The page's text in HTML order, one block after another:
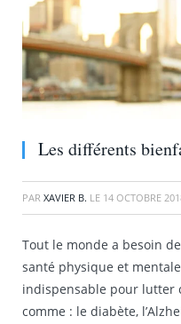
Les différents
PAR XAVIER B. LE 14 OCTOBRE
Tout le monde a besoin
santé physique et
indispensable pour lutter
comme : le diabète,